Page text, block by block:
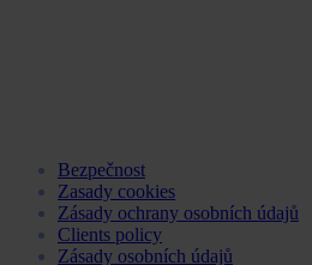
Bezpečnost
Zasady cookies
Zásady ochrany osobních údajů
Clients policy
Zásady osobních údajů